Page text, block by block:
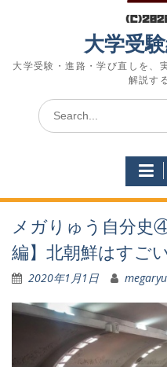
大学受
大学受験・進路・学び直しを、
解説す
Search
for:
メガりゅう自分史
編】北朝鮮はすご
2020年1月1日